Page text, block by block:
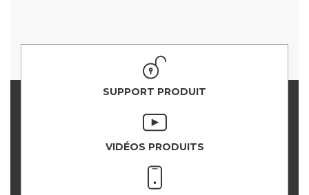
SUPPORT PRODUIT
VIDÉOS PRODUITS